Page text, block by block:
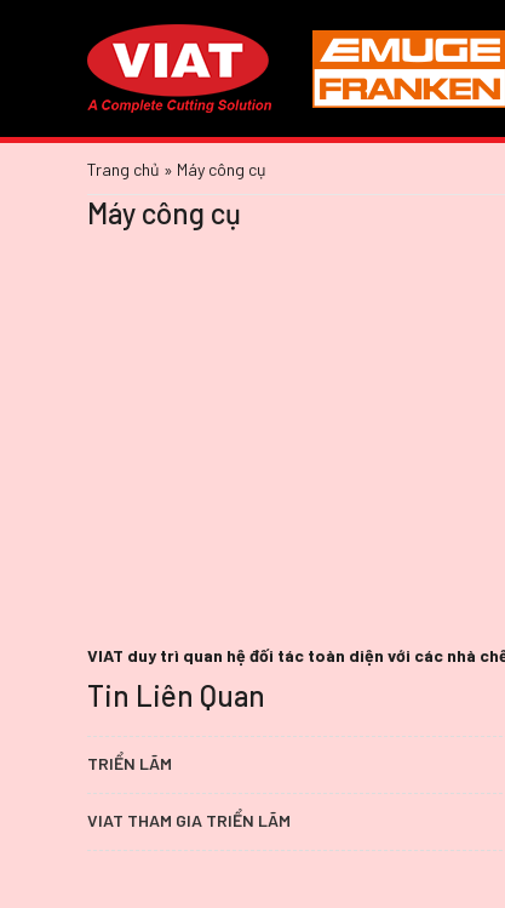
Trang chủ » Máy công cụ
Máy công cụ
VIAT duy trì quan hệ đối tác toàn diện với các nhà
Tin Liên Quan
TRIỂN LÃM
VIAT THAM GIA TRIỂN LÃM